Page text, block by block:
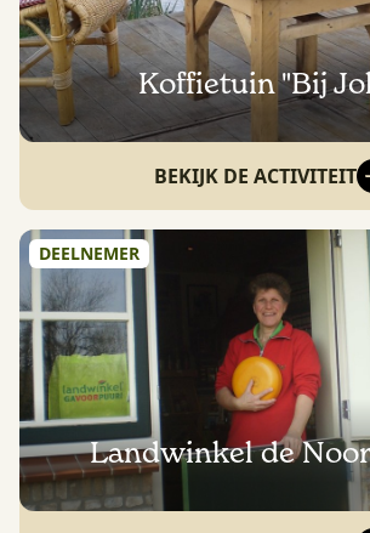
Koffietuin "Bij
BEKIJK DE ACTIVITEIT
DEELNEMER
Landwinkel de